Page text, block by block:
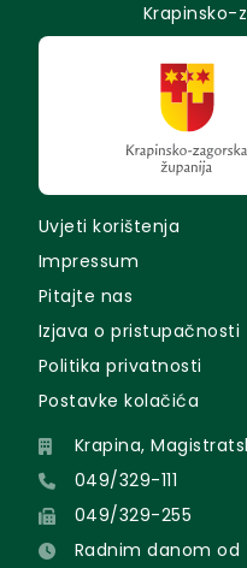
Krapinsko-
Uvjeti korištenja
Impressum
Pitajte nas
Izjava o pristupačnosti
Politika privatnosti
Postavke kolačića
Krapina,
049/329-111
049/329-255
Radnim danom od